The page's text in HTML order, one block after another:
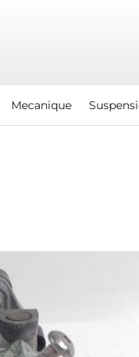
Mecanique